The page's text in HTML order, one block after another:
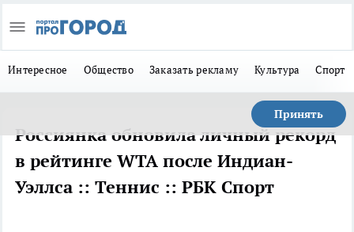
Интересное Общество Заказать рекламу Культура Спорт
Принять
Россиянка обновила личный рекорд
в рейтинге WTA после Индиан-
Уэллса :: Теннис :: РБК Спорт